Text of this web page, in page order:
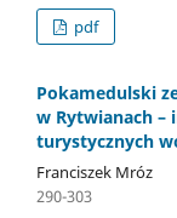
pdf
Pokamedulski
w Rytwianach –
turystycznych
Franciszek Mróz
290-303